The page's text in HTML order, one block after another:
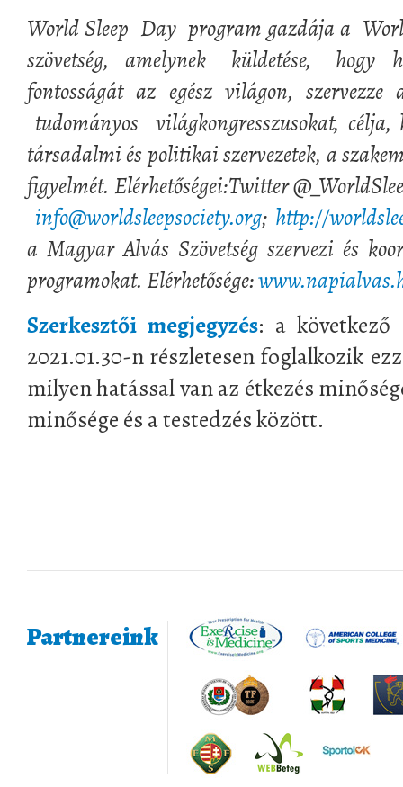
World Sleep Day program gazdája a
szövetség, amelynek küldetése, hogy
fontosságát az egész világon,
tudományos világkongresszusokat,
társadalmi és politikai szervezetek, a
figyelmét. Elérhetőségei:Twitter
info@worldsleepsociety.org; http://
a Magyar Alvás Szövetség szervezi és
programokat. Elérhetősége:
Szerkesztői megjegyzés: a következő
2021.01.30-n részletesen foglalkozik
milyen hatással van az étkezés
minősége és a testedzés között.
Partnereink